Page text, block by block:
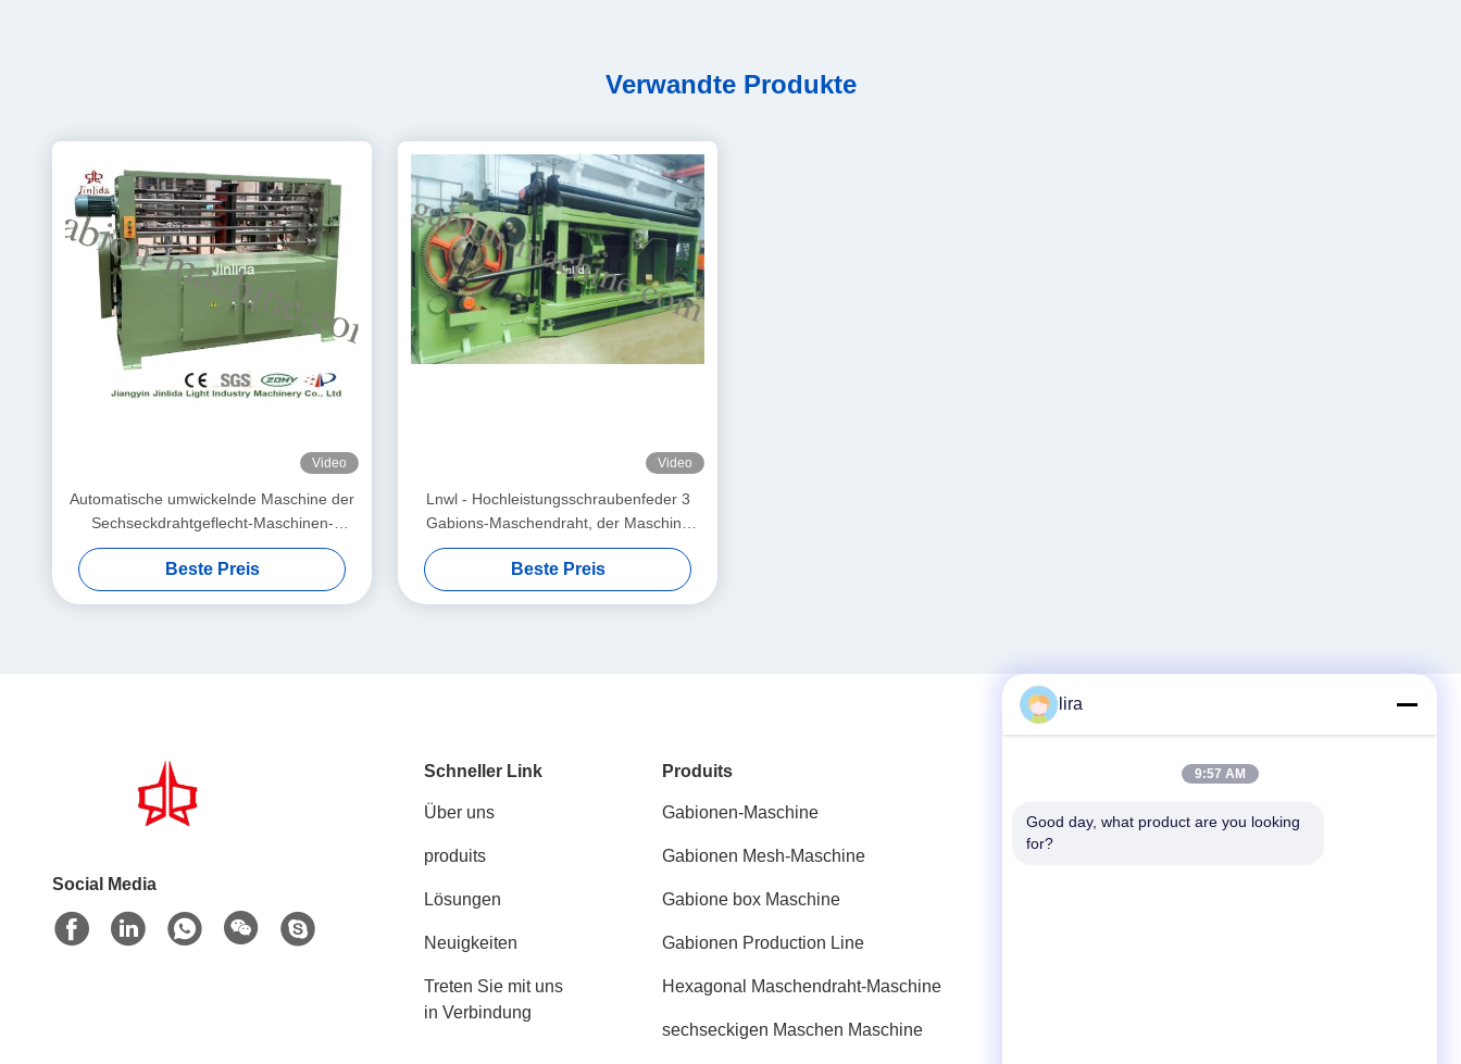
Verwandte Produkte
Video
Automatische umwickelnde Maschine der
Sechseckdrahtgeflecht-Maschinen-
4mm/Spirale
Beste Preis
Video
Lnwl - Hochleistungsschraubenfeder 3
Gabions-Maschendraht, der Maschine
herstellt
Beste Preis
Social Media
Schneller Link
Über uns
produits
Lösungen
Neuigkeiten
Treten Sie mit uns
in Verbindung
Produits
Gabionen-Maschine
Gabionen Mesh-Maschine
Gabione box Maschine
Gabionen Production Line
Hexagonal Maschendraht-Maschine
sechseckigen Maschen Maschine
Telefon
lira
9:57 AM
Good day, what product are you looking
for?